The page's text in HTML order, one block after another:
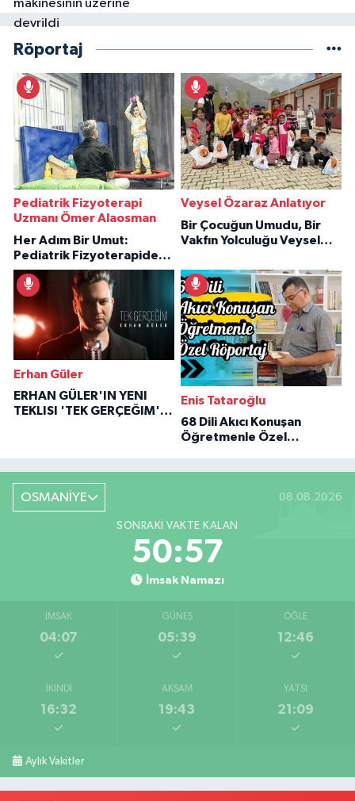
Röportaj
Pediatrik Fizyoterapi
Uzmanı Ömer Alaosman
Her Adım Bir Umut:
Pediatrik Fizyoterapiden
İlham Veren Hikâyeler
Veysel Özaraz Anlatıyor
Bir Çocuğun Umudu, Bir
Vakfın Yolculuğu Veysel
Erhan Güler
ERHAN GÜLER'IN YENI
TEKLISI 'TEK GERÇEĞIM'LE
Enis Tataroğlu
68 Dili Akıcı Konuşan
Öğretmenle Özel
OSMANİYE 08.08.2026
SONRAKI VAKTE KALAN
50:56
İmsak Namazı
İMSAK
04:07
GÜNEŞ
05:39
ÖĞLE
12:46
İKINDI
16:32
AKŞAM
19:43
YATSI
21:09
Aylık Vakitler